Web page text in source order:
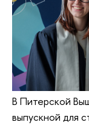
В Питерской
выпускной для